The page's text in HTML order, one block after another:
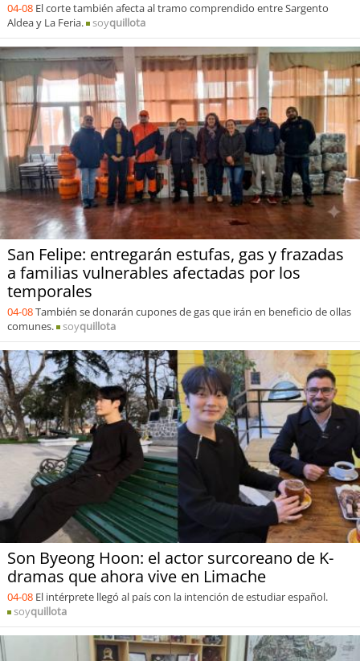
04-08 El corte también afecta al tramo comprendido entre Sargento
Aldea y La Feria.
soyquillota
San Felipe: entregarán estufas, gas y frazadas
a familias vulnerables afectadas por los
temporales
04-08También se donarán cupones de gas que irán en beneficio de ollas
comunes.
soyquillota
Son Byeong Hoon: el actor surcoreano de K-
dramas que ahora vive en Limache
04-08 El intérprete llegó al país con la intención de estudiar español.
soyquillota